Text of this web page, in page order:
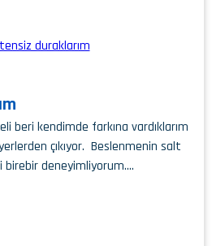
beri kendimde farkına vardıklarım
çıkıyor. Beslenmenin salt
birebir deneyimliyorum….